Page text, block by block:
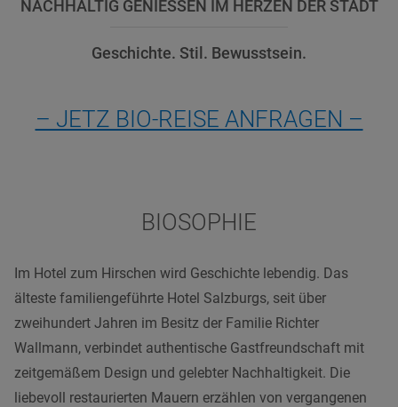
NACHHALTIG GENIESSEN IM HERZEN DER STADT
Geschichte. Stil. Bewusstsein.
– JETZ BIO-REISE ANFRAGEN –
BIOSOPHIE
Im Hotel zum Hirschen wird Geschichte lebendig. Das
älteste familiengeführte Hotel Salzburgs, seit über
zweihundert Jahren im Besitz der Familie Richter
Wallmann, verbindet authentische Gastfreundschaft mit
zeitgemäßem Design und gelebter Nachhaltigkeit. Die
liebevoll restaurierten Mauern erzählen von vergangenen